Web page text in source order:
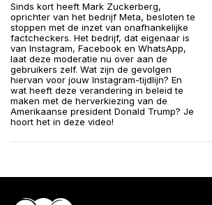
Sinds kort heeft Mark Zuckerberg,
oprichter van het bedrijf Meta, besloten te
stoppen met de inzet van onafhankelijke
factcheckers. Het bedrijf, dat eigenaar is
van Instagram, Facebook en WhatsApp,
laat deze moderatie nu over aan de
gebruikers zelf. Wat zijn de gevolgen
hiervan voor jouw Instagram-tijdlijn? En
wat heeft deze verandering in beleid te
maken met de herverkiezing van de
Amerikaanse president Donald Trump? Je
hoort het in deze video!